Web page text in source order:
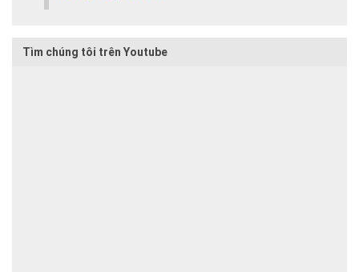
Tìm chúng tôi trên Youtube